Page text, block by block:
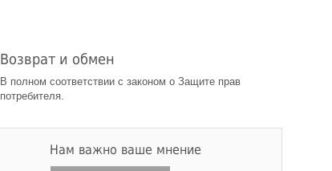
Возврат и обмен
В полном соответствии с законом о Защите прав
потребителя.
Нам важно ваше мнение